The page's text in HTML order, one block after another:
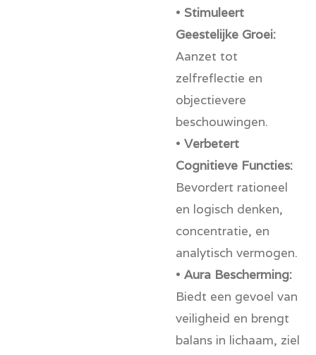
• Stimuleert
Geestelijke Groei:
Aanzet tot
zelfreflectie en
objectievere
beschouwingen.
• Verbetert
Cognitieve Functies:
Bevordert rationeel
en logisch denken,
concentratie, en
analytisch vermogen.
• Aura Bescherming:
Biedt een gevoel van
veiligheid en brengt
balans in lichaam, ziel